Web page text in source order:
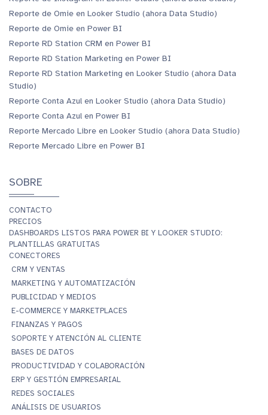
Reporte de Omie en Looker Studio (ahora Data Studio)
Reporte de Omie en Power BI
Reporte RD Station CRM en Power BI
Reporte RD Station Marketing en Power BI
Reporte RD Station Marketing en Looker Studio (ahora Data
Studio)
Reporte Conta Azul en Looker Studio (ahora Data Studio)
Reporte Conta Azul en Power BI
Reporte Mercado Libre en Looker Studio (ahora Data Studio)
Reporte Mercado Libre en Power BI
SOBRE
CONTACTO
PRECIOS
DASHBOARDS LISTOS PARA POWER BI Y LOOKER STUDIO:
PLANTILLAS GRATUITAS
CONECTORES
CRM Y VENTAS
MARKETING Y AUTOMATIZACIÓN
PUBLICIDAD Y MEDIOS
E-COMMERCE Y MARKETPLACES
FINANZAS Y PAGOS
SOPORTE Y ATENCIÓN AL CLIENTE
BASES DE DATOS
PRODUCTIVIDAD Y COLABORACIÓN
ERP Y GESTIÓN EMPRESARIAL
REDES SOCIALES
ANÁLISIS DE USUARIOS